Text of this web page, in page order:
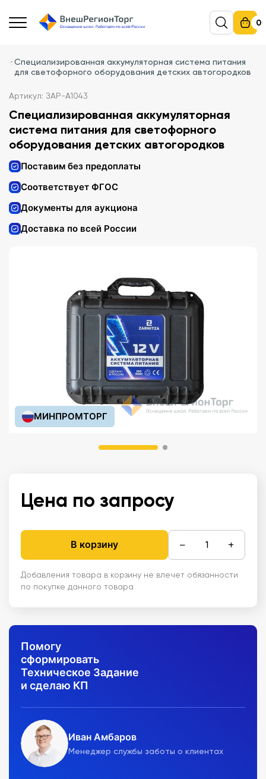
0
Специализированная аккумуляторная система питания
для светофорного оборудования детских автогородков
Артикул: ЗАР-А1043
Специализированная аккумуляторная
система питания для светофорного
оборудования детских автогородков
Поставим без предоплаты
Соответствует ФГОС
Документы для аукциона
Доставка по всей России
МИНПРОМТОРГ
Цена по запросу
В корзину − +
Добавления товара в корзину не влечет обязанности
по покупке данного товара
Помогу
сформировать
Техническое Задание
и сделаю КП
Иван Амбаров
Менеджер службы заботы о клиентах